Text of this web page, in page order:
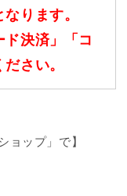
ります。
ド決済」「コ
さい。
ョップ」で】